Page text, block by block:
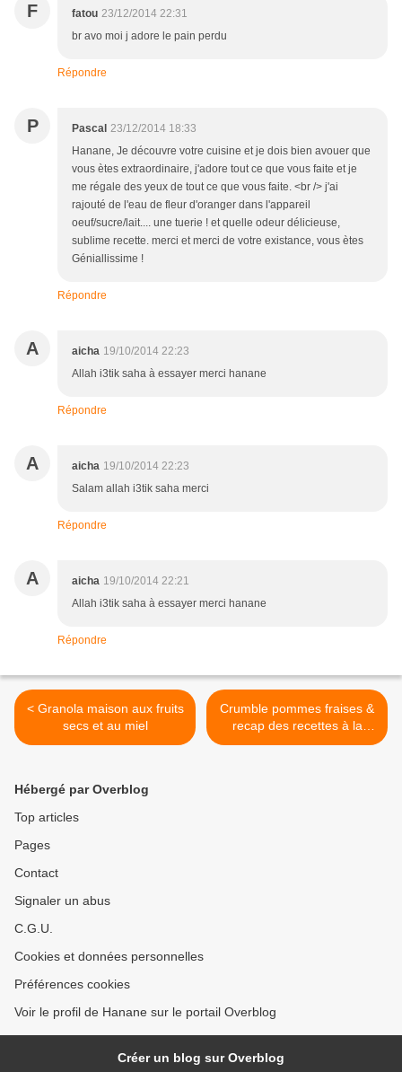
F fatou 23/12/2014 22:31
br avo moi j adore le pain perdu
Répondre
P Pascal 23/12/2014 18:33
Hanane, Je découvre votre cuisine et je dois bien avouer que
vous ètes extraordinaire, j'adore tout ce que vous faite et je
me régale des yeux de tout ce que vous faite. <br /> j'ai
rajouté de l'eau de fleur d'oranger dans l'appareil
oeuf/sucre/lait.... une tuerie ! et quelle odeur délicieuse,
sublime recette. merci et merci de votre existance, vous ètes
Géniallissime !
Répondre
A aicha 19/10/2014 22:23
Allah i3tik saha à essayer merci hanane
Répondre
A aicha 19/10/2014 22:23
Salam allah i3tik saha merci
Répondre
A aicha 19/10/2014 22:21
Allah i3tik saha à essayer merci hanane
Répondre
< Granola maison aux fruits
secs et au miel
Crumble pommes fraises &
recap des recettes à la
fraise >
Hébergé par Overblog
Top articles
Pages
Contact
Signaler un abus
C.G.U.
Cookies et données personnelles
Préférences cookies
Voir le profil de Hanane sur le portail Overblog
Créer un blog sur Overblog